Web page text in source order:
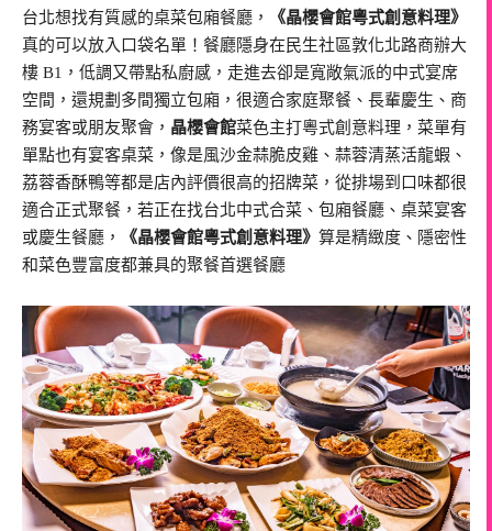
台北想找有質感的桌菜包廂餐廳，
《晶櫻會館粵式創意料理》
真的可以放入口袋名單！餐廳隱身在民生社區敦化北路商辦大
樓 B1，低調又帶點私廚感，走進去卻是寬敞氣派的中式宴席
空間，還規劃多間獨立包廂，很適合家庭聚餐、長輩慶生、商
務宴客或朋友聚會， 晶櫻會館菜色主打粵式創意料理，菜單有
單點也有宴客桌菜，像是風沙金蒜脆皮雞、蒜蓉清蒸活龍蝦、
荔蓉香酥鴨等都是店內評價很高的招牌菜，從排場到口味都很
適合正式聚餐，若正在找台北中式合菜、包廂餐廳、桌菜宴客
或慶生餐廳，
《晶櫻會館粵式創意料理》 算是精緻度、隱密性
和菜色豐富度都兼具的聚餐首選餐廳